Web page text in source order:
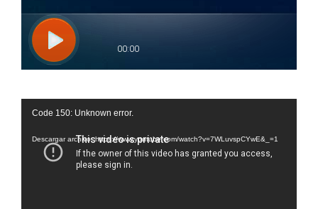
Reproductor
vídeo
Code 150: Unknown error.
Descargar archivo: https://www.youtube.com/watch?v=7WLuvspCYwE&_=1